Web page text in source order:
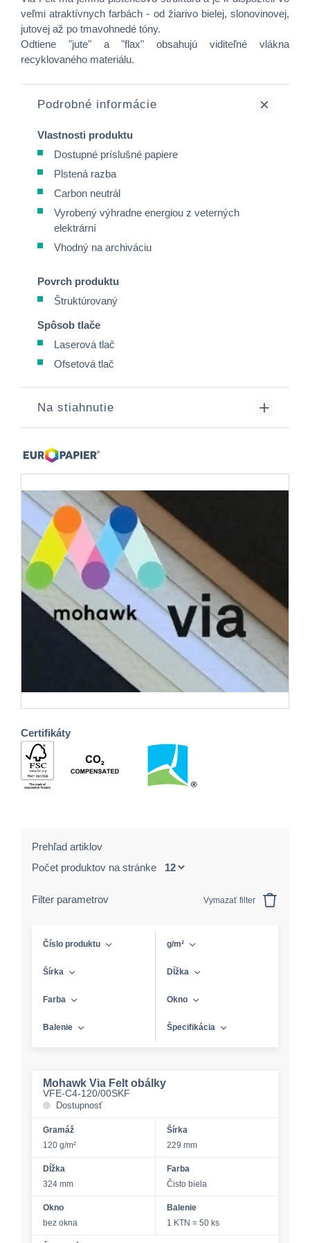
veľmi atraktívnych farbách - od žiarivo bielej, slonovinovej,
jutovej až po tmavohnedé tóny.
Odtiene "jute" a "flax" obsahujú viditeľné vlákna
recyklovaného materiálu.
Podrobné informácie
Vlastnosti produktu
Dostupné príslušné papiere
Plstená razba
Carbon neutrál
Vyrobený výhradne energiou z veterných
elektrární
Vhodný na archiváciu
Povrch produktu
Štruktúrovaný
Spôsob tlače
Laserová tlač
Ofsetová tlač
Na stiahnutie
Certifikáty
Prehľad artiklov
Počet produktov na stránke
Filter parametrov Vymazať filter
Číslo produktu g/m²
Šírka Dĺžka
Farba Okno
Balenie Špecifikácia
Mohawk Via Felt obálky
VFE-C4-120/00SKF
Dostupnosť
Gramáž
120 g/m²
Šírka
229 mm
Dĺžka
324 mm
Farba
Čisto biela
Okno
bez okna
Balenie
1 KTN = 50 ks